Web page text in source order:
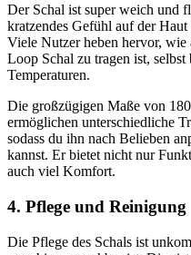
Der Schal ist super weich und
kratzendes Gefühl auf der Haut
Viele Nutzer heben hervor, wie
Loop Schal zu tragen ist, selbst
Temperaturen.
Die großzügigen Maße von
ermöglichen unterschiedliche
sodass du ihn nach Belieben
kannst. Er bietet nicht nur
auch viel Komfort.
4. Pflege und Reinigung
Die Pflege des Schals ist